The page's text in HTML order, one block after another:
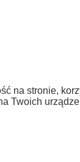
na stronie,
Twoich